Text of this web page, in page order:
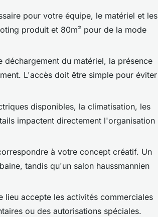
pour votre équipe, le matériel et les
produit et 80m² pour de la mode
déchargement du matériel, la présence
L'accès doit être simple pour éviter
disponibles, la climatisation, les
impactent directement l'organisation
à votre concept créatif. Un
tandis qu'un salon haussmannien
lieu accepte les activités commerciales
ou des autorisations spéciales.